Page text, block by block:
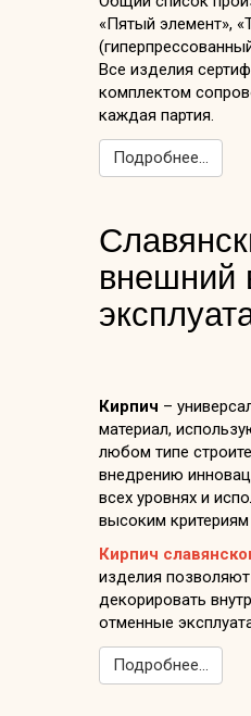
«Пятый элемент»,
Все изделия
комплектом
каждая партия.
Подробнее...
внешний
Кирпич –
материал,
любом типе
внедрению
всех уровнях и
высоким критериям
Кирпич
изделия
декорировать
отменные
Подробнее...